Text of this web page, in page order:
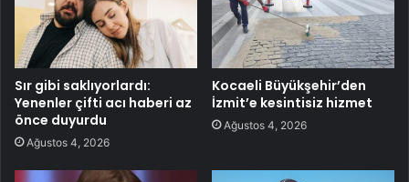
Sır gibi saklıyorlardı:
Yenenler çifti acı haberi az
önce duyurdu
Ağustos 4, 2026
Kocaeli Büyükşehir’den
İzmit’e kesintisiz hizmet
Ağustos 4, 2026